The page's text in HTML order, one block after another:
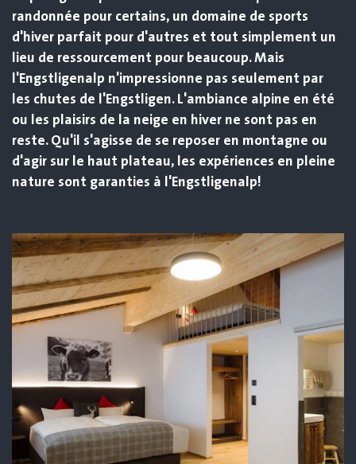
randonnée pour certains, un domaine de sports
d'hiver parfait pour d'autres et tout simplement un
lieu de ressourcement pour beaucoup. Mais
l'Engstligenalp n'impressionne pas seulement par
les chutes de l'Engstligen. L'ambiance alpine en été
ou les plaisirs de la neige en hiver ne sont pas en
reste. Qu'il s'agisse de se reposer en montagne ou
d'agir sur le haut plateau, les expériences en pleine
nature sont garanties à l'Engstligenalp!